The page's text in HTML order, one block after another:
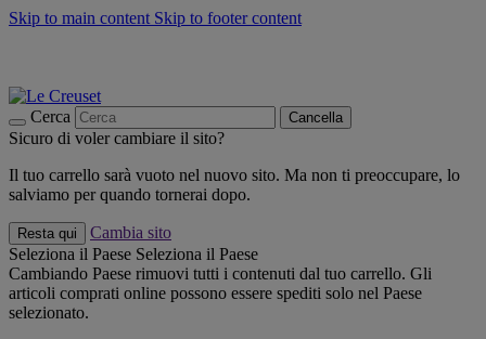
Skip to main content Skip to footer content
Cerca Cancella
Sicuro di voler cambiare il sito?
Il tuo carrello sarà vuoto nel nuovo sito. Ma non ti preoccupare, lo
salviamo per quando tornerai dopo.
Resta qui
Cambia sito
Seleziona il Paese Seleziona il Paese
Cambiando Paese rimuovi tutti i contenuti dal tuo carrello. Gli
articoli comprati online possono essere spediti solo nel Paese
selezionato.